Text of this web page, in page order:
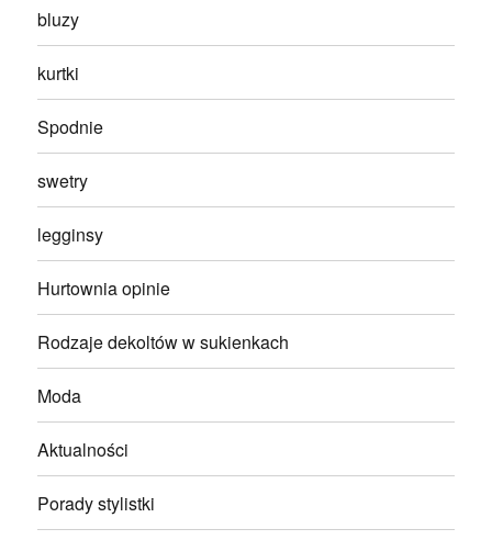
bluzy
kurtki
Spodnie
swetry
legginsy
Hurtownia opinie
Rodzaje dekoltów w sukienkach
Moda
Aktualności
Porady stylistki